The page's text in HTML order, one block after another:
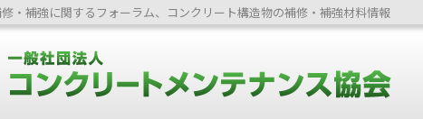
・補強に関するフォーラム、コンクリート構造物の補修・補強材料情報